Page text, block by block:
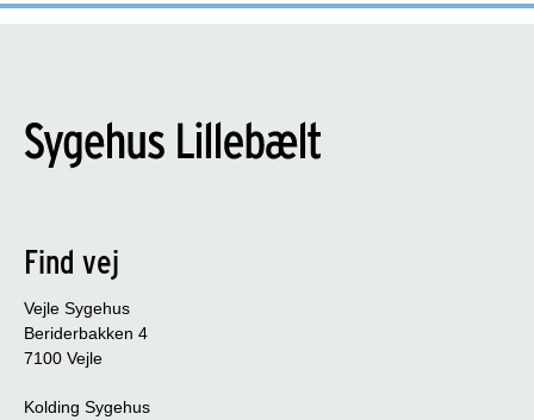
Find vej
Vejle Sygehus
Beriderbakken 4
7100 Vejle
Kolding Sygehus